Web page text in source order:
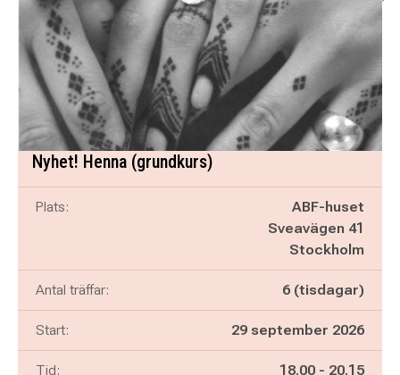
Nyhet! Henna (grundkurs)
Plats:
ABF-huset
Sveavägen 41
Stockholm
Antal träffar: 6 (tisdagar)
Start: 29 september 2026
Tid: Pågår mellan
18.00 - och
20.15